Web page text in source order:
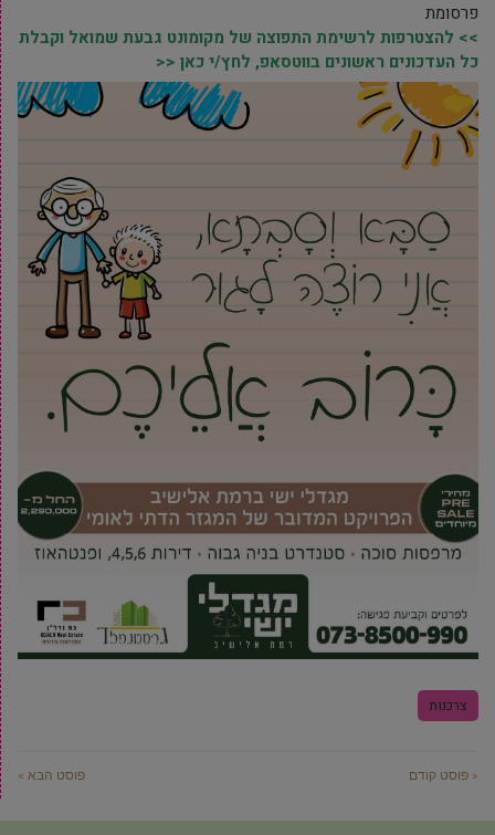
פרסומת
>> להצטרפות לרשימת התפוצה של מקומונט גבעת שמואל וקבלת
כל העדכונים ראשונים בווטסאפ, לחץ/י כאן <<
צרכנות
« פוסט קודם פוסט הבא »